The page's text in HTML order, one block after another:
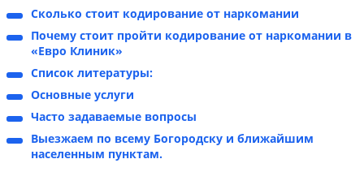
Сколько стоит кодирование от наркомании
Почему стоит пройти кодирование от наркомании в
«Евро Клиник»
Список литературы:
Основные услуги
Часто задаваемые вопросы
Выезжаем по всему Богородску и ближайшим
населенным пунктам.